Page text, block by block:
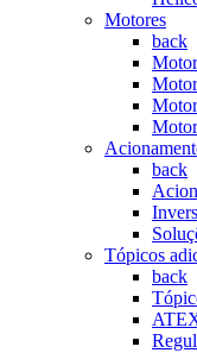
Motores
back
back
Tópicos
back